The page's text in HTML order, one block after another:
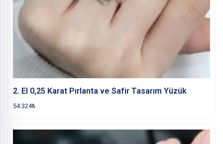
2. El 0,25 Karat Pırlanta ve Safir Tasarım Yüzük
54.324₺